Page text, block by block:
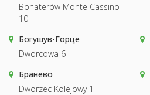
Bohaterów Monte Cassino
10
Богушув-Горце
Dworcowa 6
Бранево
Dworzec Kolejowy 1